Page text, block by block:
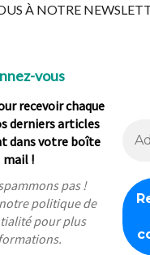
À NOTRE
vous
recevoir chaque
derniers articles
dans votre boîte
mail !
pas !
politique de
pour plus